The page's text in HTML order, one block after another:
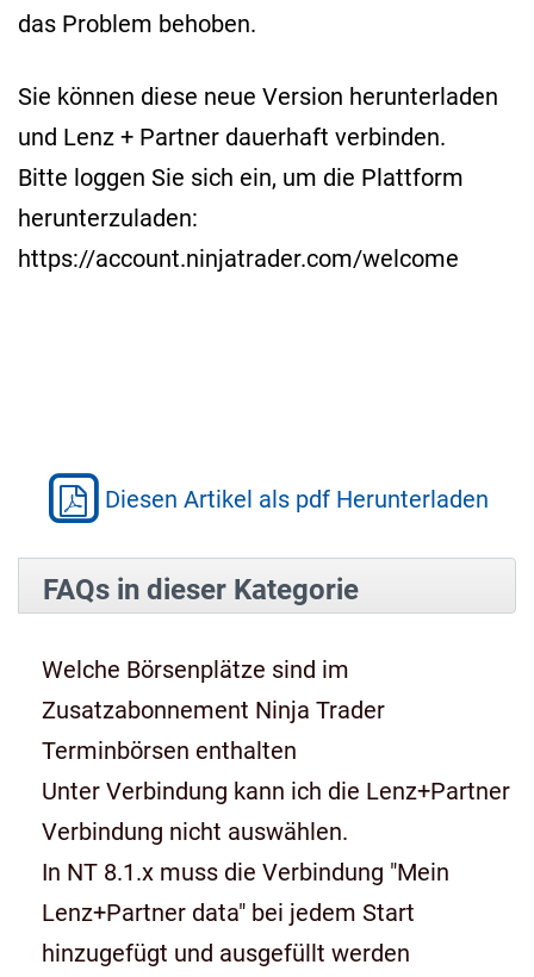
das Problem behoben.
Sie können diese neue Version herunterladen
und Lenz + Partner dauerhaft verbinden.
Bitte loggen Sie sich ein, um die Plattform
herunterzuladen:
https://account.ninjatrader.com/welcome
Diesen Artikel als pdf Herunterladen
FAQs in dieser Kategorie
Welche Börsenplätze sind im
Zusatzabonnement Ninja Trader
Terminbörsen enthalten
Unter Verbindung kann ich die Lenz+Partner
Verbindung nicht auswählen.
In NT 8.1.x muss die Verbindung "Mein
Lenz+Partner data" bei jedem Start
hinzugefügt und ausgefüllt werden